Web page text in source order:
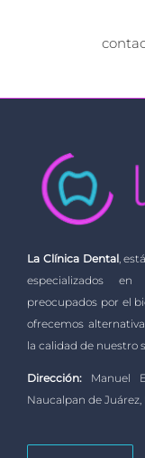
La Clínica Dental,
especializados
preocupados por el
ofrecemos
la calidad de nuestro
Dirección: Manuel
Naucalpan de Juárez,